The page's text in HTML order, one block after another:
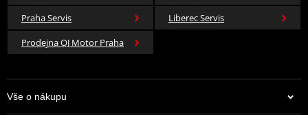
Praha Servis
Liberec Servis
Prodejna QJ Motor Praha
Vše o nákupu